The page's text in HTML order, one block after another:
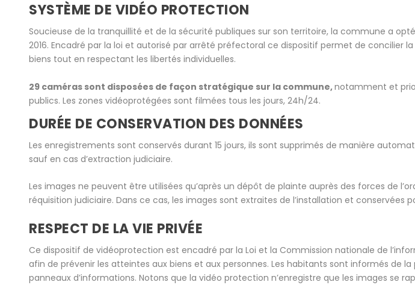
SYSTÈME DE VIDÉO PROTECTION
Soucieuse de la tranquillité et de la sécurité publiques sur son territoire, la commune a
2016. Encadré par la loi et autorisé par arrêté préfectoral ce dispositif permet de concilier
biens tout en respectant les libertés individuelles.
29 caméras sont disposées de façon stratégique sur la commune,notamment et
publics. Les zones vidéoprotégées sont filmées tous les jours, 24h/24.
DURÉE DE CONSERVATION DES DONNÉES
Les enregistrements sont conservés durant 15 jours, ils sont supprimés de manière
sauf en cas d’extraction judiciaire.
Les images ne peuvent être utilisées qu’après un dépôt de plainte auprès des forces de
réquisition judiciaire. Dans ce cas, les images sont extraites de l’installation et conservées
RESPECT DE LA VIE PRIVÉE
Ce dispositif de vidéoprotection est encadré par la Loi et la Commission nationale de
afin de prévenir les atteintes aux biens et aux personnes. Les habitants sont informés de
panneaux d’informations. Notons que la vidéo protection n’enregistre que les images se